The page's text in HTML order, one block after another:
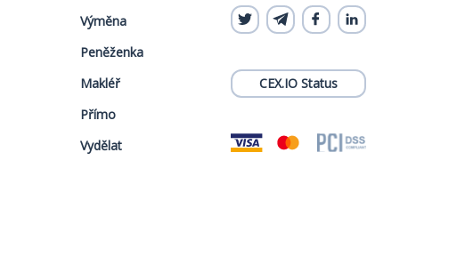
Výměna
Peněženka
Makléř
Přímo
Vydělat
CEX.IO Status